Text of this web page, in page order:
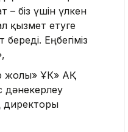
біз үшін үлкен
қызмет етуге
Еңбегіміз
жолы» ҰК» АҚ
дәнекерлеу
директоры